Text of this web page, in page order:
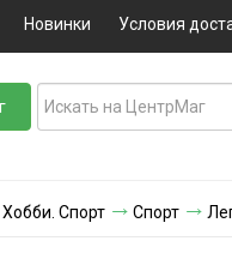
Новинки Условия
Спорт Спорт